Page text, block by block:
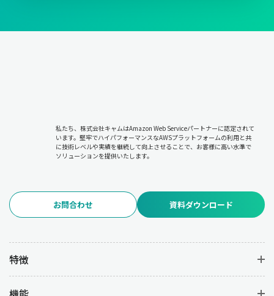
私たち、株式会社キャムはAmazon Web Serviceパートナーに認定されて
います。堅牢でハイパフォーマンスなAWSプラットフォームの利用と共
に技術レベルや実績を継続して向上させることで、お客様に高い水準で
ソリューションを提供いたします。
お問合わせ 資料ダウンロード
特徴